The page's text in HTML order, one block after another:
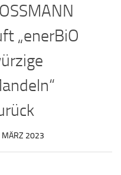
„enerBiO
MÄRZ 2023